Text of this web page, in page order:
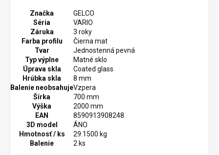
Značka
GELCO
Séria
VARIO
Záruka
3 roky
Farba profilu
Čierna mat
Tvar
Jednostenná pevná
Typ výplne
Matné sklo
Úprava skla
Coated glass
Hrúbka skla
8 mm
Balenie neobsahujeVzpera
Šírka
700 mm
Výška
2000 mm
EAN
8590913908248
3D model
ÁNO
Hmotnosť / ks
29.1500 kg
Balenie
2 ks